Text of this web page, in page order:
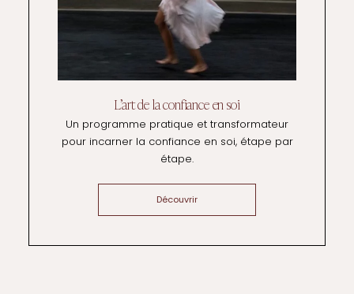
L’art de la confiance en soi
Un programme pratique et transformateur
pour incarner la confiance en soi, étape par
étape.
Découvrir